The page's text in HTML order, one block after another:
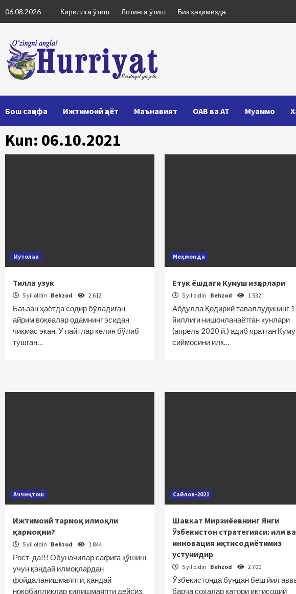
to
06.08.2026 Кириллга ўтиш Лотинга ўтиш Биз ҳақимизда
Бош саҳифа Ижтимоий ҳаёт Маънавият ОАВ ва АТ Муаммо
Kun: 06.10.2021
Мутолаа
Тилла узук
5 yil oldin Behzod 2 612
Баъзан ҳаётда содир бўладиган
айрим воқеалар одамнинг эсидан
чиқмас экан. У пайтлар келин бўлиб
тушган…
Меҳмонда
Етук ёшдаги Кумуш изҳорлари
5 yil oldin Behzod 1 532
Абдулла Қодирий таваллудининг
йиллиги нишонланаётган кунлари
(апрель 2020 й.) адиб яратган
сиймосини илк…
Аччиқтош
Ижтимоий тармоқ илмоқли
қармоқми?
5 yil oldin Behzod 1 844
Рост-да!!! Обуначилар сафига қўшиш
учун қандай илмоқлардан
фойдаланишмаяпти, қандай
ноқобилликлар қилишмаяпти дейсиз.
Сайлов-2021
Шавкат Мирзиёевнинг Янги
Ўзбекистон стратегияси: илм ва
инновация иқтисодиётимиз
устунидир
5 yil oldin Behzod 2 700
Ўзбекистонда бундан беш йил
барча соҳалар қатори иқтисодий